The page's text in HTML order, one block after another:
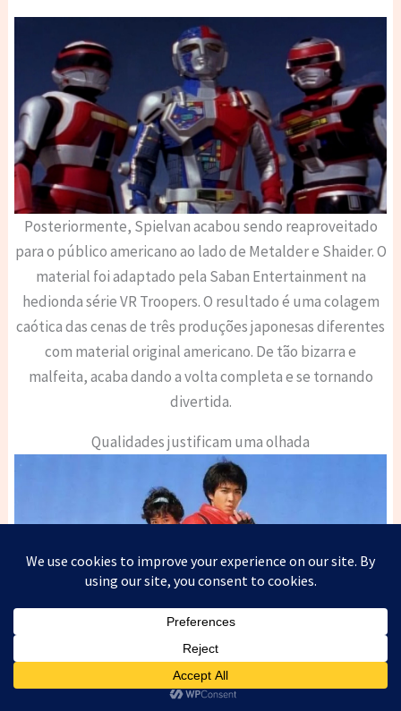
Posteriormente, Spielvan acabou sendo reaproveitado
para o público americano ao lado de Metalder e Shaider. O
material foi adaptado pela Saban Entertainment na
hedionda série VR Troopers. O resultado é uma colagem
caótica das cenas de três produções japonesas diferentes
com material original americano. De tão bizarra e
malfeita, acaba dando a volta completa e se tornando
divertida.
Qualidades justificam uma olhada